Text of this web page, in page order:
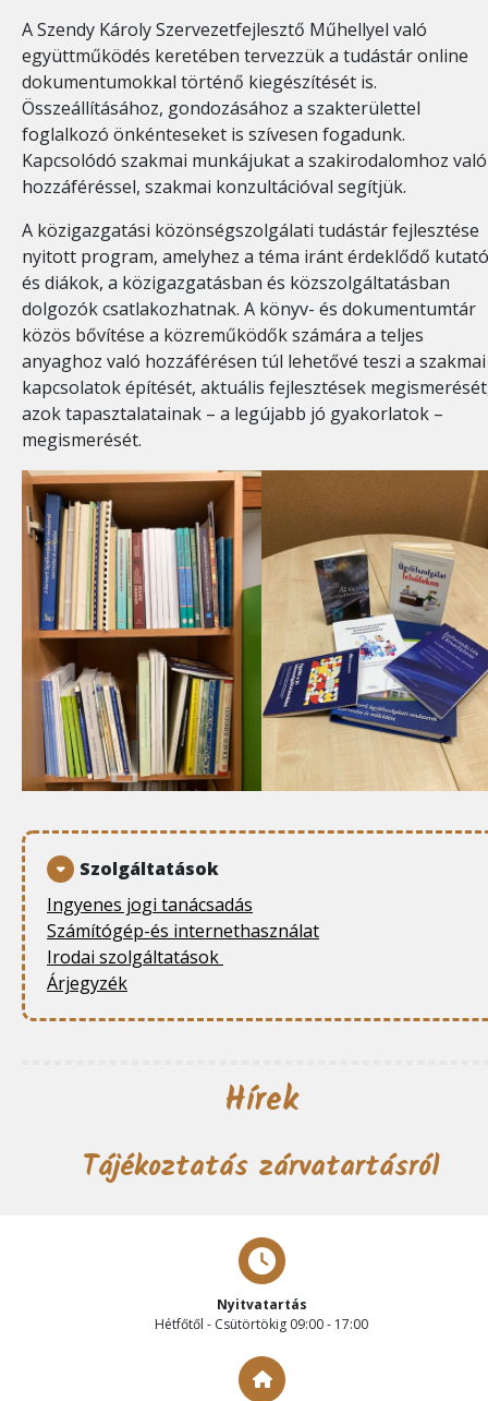
A Szendy Károly Szervezetfejlesztő Műhellyel való
együttműködés keretében tervezzük a tudástár online
dokumentumokkal történő kiegészítését is.
Összeállításához, gondozásához a szakterülettel
foglalkozó önkénteseket is szívesen fogadunk.
Kapcsolódó szakmai munkájukat a szakirodalomhoz való
hozzáféréssel, szakmai konzultációval segítjük.
A közigazgatási közönségszolgálati tudástár fejlesztése
nyitott program, amelyhez a téma iránt érdeklődő
és diákok, a közigazgatásban és közszolgáltatásban
dolgozók csatlakozhatnak. A könyv- és dokumentumtár
közös bővítése a közreműködők számára a teljes
anyaghoz való hozzáférésen túl lehetővé teszi a szakmai
kapcsolatok építését, aktuális fejlesztések
azok tapasztalatainak – a legújabb jó gyakorlatok –
megismerését.
Szolgáltatások
Ingyenes jogi tanácsadás
Számítógép-és internethasználat
Irodai szolgáltatások
Árjegyzék
Hírek
Tájékoztatás zárvatartásról
Nyitvatartás
Hétfőtől - Csütörtökig 09:00 - 17:00